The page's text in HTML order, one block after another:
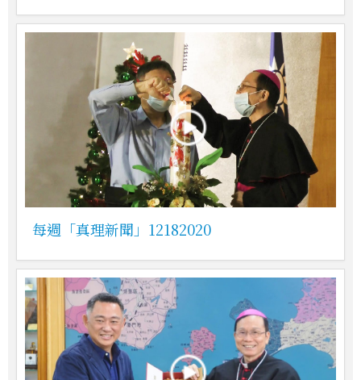
每週「真理新聞」12182020